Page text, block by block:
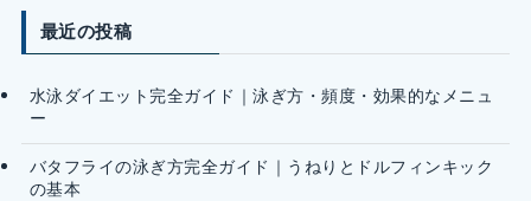
最近の投稿
水泳ダイエット完全ガイド｜泳ぎ方・頻度・効果的なメニュ
ー
バタフライの泳ぎ方完全ガイド｜うねりとドルフィンキック
の基本